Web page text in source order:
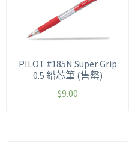
PILOT #185N Super Grip
0.5 鉛芯筆 (售罄)
$9.00